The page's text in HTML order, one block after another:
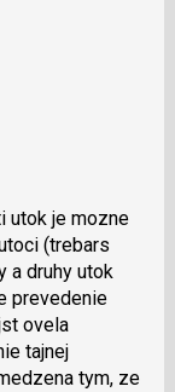
utok je mozne
(trebars
a druhy utok
prevedenie
ovela
tajnej
tym, ze